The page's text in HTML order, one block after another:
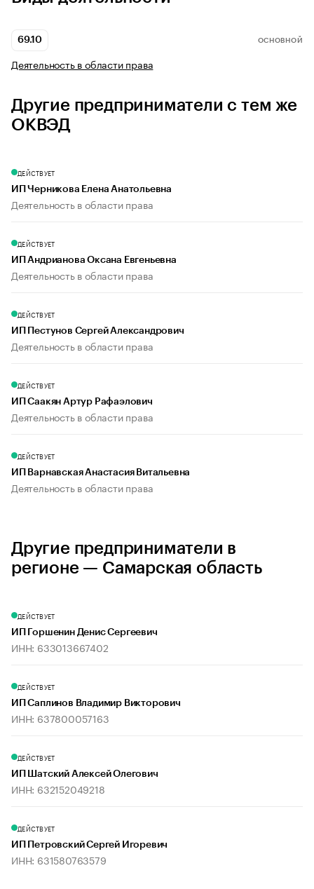
69.10 ОСНОВНОЙ
Деятельность в области права
Другие предприниматели с тем же
ОКВЭД
ДЕЙСТВУЕТ
ИП Черникова Елена Анатольевна
Деятельность в области права
ДЕЙСТВУЕТ
ИП Андрианова Оксана Евгеньевна
Деятельность в области права
ДЕЙСТВУЕТ
ИП Пестунов Сергей Александрович
Деятельность в области права
ДЕЙСТВУЕТ
ИП Саакян Артур Рафаэлович
Деятельность в области права
ДЕЙСТВУЕТ
ИП Варнавская Анастасия Витальевна
Деятельность в области права
Другие предприниматели в
регионе — Самарская область
ДЕЙСТВУЕТ
ИП Горшенин Денис Сергеевич
ИНН: 633013667402
ДЕЙСТВУЕТ
ИП Саплинов Владимир Викторович
ИНН: 637800057163
ДЕЙСТВУЕТ
ИП Шатский Алексей Олегович
ИНН: 632152049218
ДЕЙСТВУЕТ
ИП Петровский Сергей Игоревич
ИНН: 631580763579